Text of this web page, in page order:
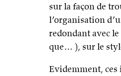
sur la façon de
l’organisation
redondant avec
que… ), sur le
Evidemment, ces